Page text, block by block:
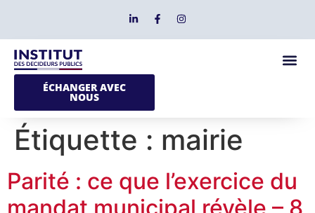
ÉCHANGER AVEC
NOUS
Étiquette : mairie
Parité : ce que l’exercice du
mandat municipal révèle – 8